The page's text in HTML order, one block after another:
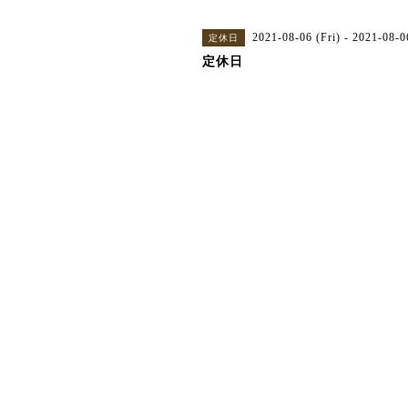
定休日 2021-08-06 (Fri) - 2021-08-
定休日